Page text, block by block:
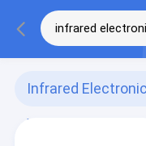
Infrared
Whiteboard